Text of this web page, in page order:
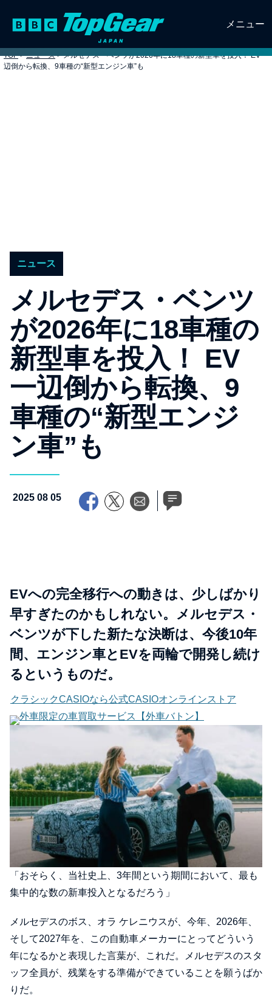
メニュー
TOP > ニュース > メルセデス・ベンツが2026年に18車種の新型車を投入！ EV一
辺倒から転換、9車種の“新型エンジン車”も
ニュース
メルセデス・ベンツ
が2026年に18車種の
新型車を投入！ EV
一辺倒から転換、9
車種の“新型エンジ
ン車”も
2025 08 05
EVへの完全移行への動きは、少しばかり
早すぎたのかもしれない。メルセデス・
ベンツが下した新たな決断は、今後10年
間、エンジン車とEVを両輪で開発し続け
るというものだ。
クラシックCASIOなら公式CASIOオンラインストア
外車限定の車買取サービス【外車バトン】
「おそらく、当社史上、3年間という期間において、最も
集中的な数の新車投入となるだろう」
メルセデスのボス、オラ ケレニウスが、今年、2026年、
そして2027年を、この自動車メーカーにとってどういう
年になるかと表現した言葉が、これだ。メルセデスのスタ
ッフ全員が、残業をする準備ができていることを願うばか
りだ。